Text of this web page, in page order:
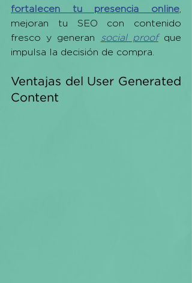
fortalecen tu presencia online
mejoran tu SEO con contenido
fresco y generan social proof que
impulsa la decisión de compra.
Ventajas del User Generated
Content